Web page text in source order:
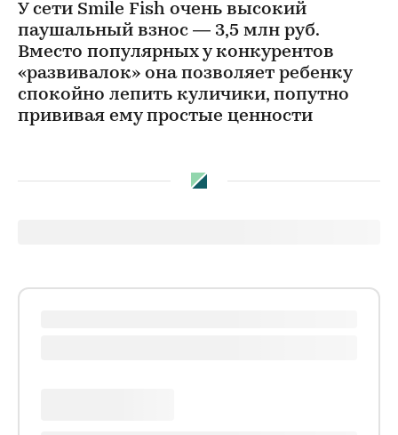
У сети Smile Fish очень высокий
паушальный взнос — 3,5 млн руб.
Вместо популярных у конкурентов
«развивалок» она позволяет ребенку
спокойно лепить куличики, попутно
прививая ему простые ценности